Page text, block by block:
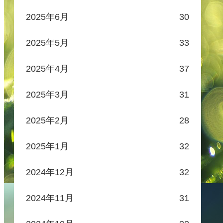
2025年6月 30
2025年5月 33
2025年4月 37
2025年3月 31
2025年2月 28
2025年1月 32
2024年12月 32
2024年11月 31